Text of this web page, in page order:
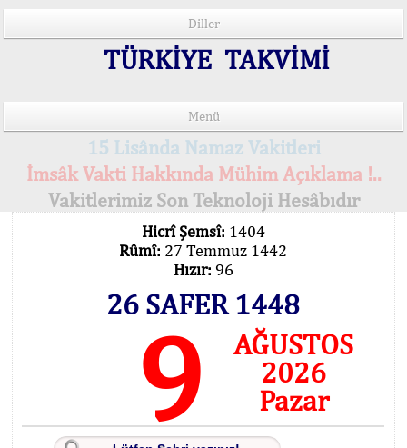
Diller
TÜRKİYE TAKVİMİ
Menü
15 Lisânda Namaz Vakitleri
İmsâk Vakti Hakkında Mühim Açıklama !..
Vakitlerimiz Son Teknoloji Hesâbıdır
Hicrî Şemsî: 1404
Rûmî: 27 Temmuz 1442
Hızır: 96
26 SAFER 1448
9
AĞUSTOS
2026
Pazar